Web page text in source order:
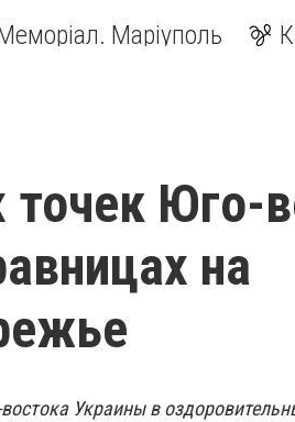
Маріуполь
точек Юго-
на
Украины в